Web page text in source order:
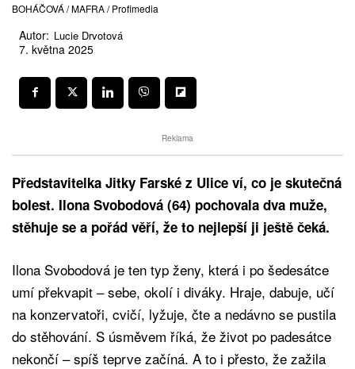
BOHÁČOVÁ / MAFRA / Profimedia
Autor: Lucie Drvotová
7. května 2025
Reklama
Představitelka Jitky Farské z Ulice ví, co je skutečná
bolest. Ilona Svobodová (64) pochovala dva muže,
stěhuje se a pořád věří, že to nejlepší ji ještě čeká.
Ilona Svobodová je ten typ ženy, která i po šedesátce
umí překvapit – sebe, okolí i diváky. Hraje, dabuje, učí
na konzervatoři, cvičí, lyžuje, čte a nedávno se pustila
do stěhování. S úsměvem říká, že život po padesátce
nekončí – spíš teprve začíná. A to i přesto, že zažila